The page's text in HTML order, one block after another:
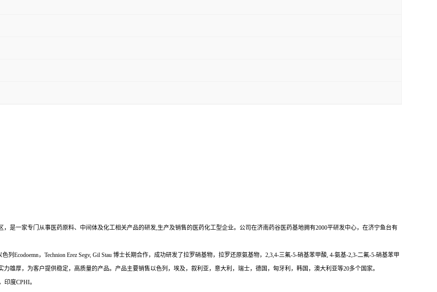
是一家专门从事医药原料、中间体及化工相关产品的研发,生产及销售的医药化工型企业。公司在济南药谷医药基地拥有2000平研发中心，在济宁鱼台有
，Technion Erez Segv, Gil Stau 博士长期合作，成功研发了拉罗硝基物，拉罗还原氨基物，2,3,4-三氟-5-硝基苯甲酸, 4-氨基-2,3-二氟-5-硝基苯甲
雄厚，为客户提供稳定，高质量的产品。产品主要销售以色列，埃及，叙利亚，意大利，瑞士，德国，匈牙利，韩国，澳大利亚等20多个国家。
度CPHI。